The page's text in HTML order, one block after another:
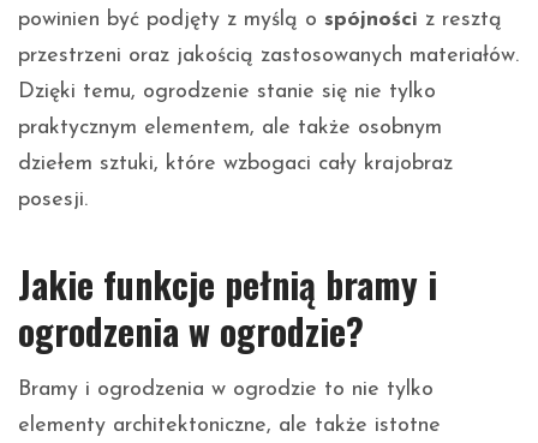
powinien być podjęty z myślą o spójności z resztą
przestrzeni oraz jakością zastosowanych materiałów.
Dzięki temu, ogrodzenie stanie się nie tylko
praktycznym elementem, ale także osobnym
dziełem sztuki, które wzbogaci cały krajobraz
posesji.
Jakie funkcje pełnią bramy i
ogrodzenia w ogrodzie?
Bramy i ogrodzenia w ogrodzie to nie tylko
elementy architektoniczne, ale także istotne